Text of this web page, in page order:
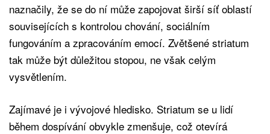
naznačily, že se do ní může zapojovat širší síť oblastí
souvisejících s kontrolou chování, sociálním
fungováním a zpracováním emocí. Zvětšené striatum
tak může být důležitou stopou, ne však celým
vysvětlením.
Zajímavé je i vývojové hledisko. Striatum se u lidí
během dospívání obvykle zmenšuje, což otevírá